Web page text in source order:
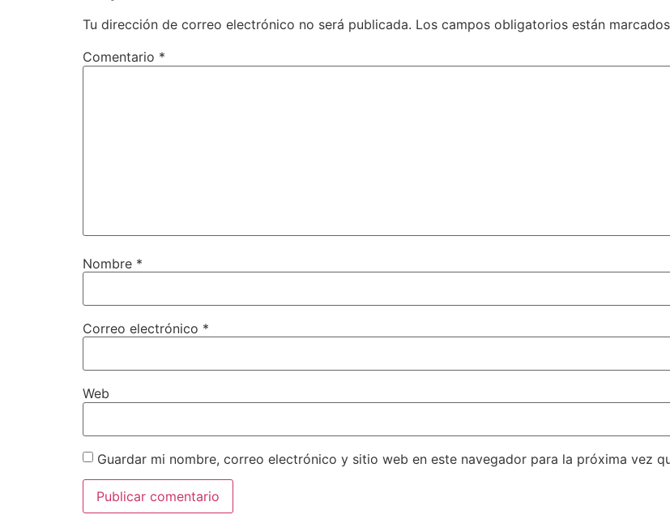
Tu dirección de correo electrónico no será publicada. Los campos obligatorios están
Comentario *
Nombre *
Correo electrónico *
Web
Guardar mi nombre, correo electrónico y sitio web en este navegador para la próxima vez